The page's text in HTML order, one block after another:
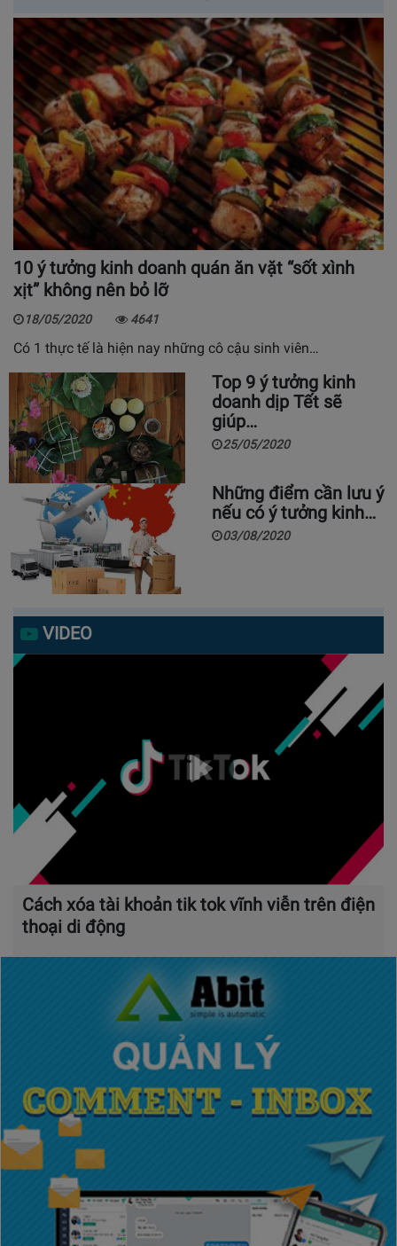
10 ý tưởng kinh doanh quán ăn vặt “sốt xình
xịt” không nên bỏ lỡ
18/05/2020 4641
Có 1 thực tế là hiện nay những cô cậu sinh viên…
Top 9 ý tưởng kinh
doanh dịp Tết sẽ
giúp…
25/05/2020
Những điểm cần lưu ý
nếu có ý tưởng kinh…
03/08/2020
VIDEO
Cách xóa tài khoản tik tok vĩnh viễn trên điện
thoại di động